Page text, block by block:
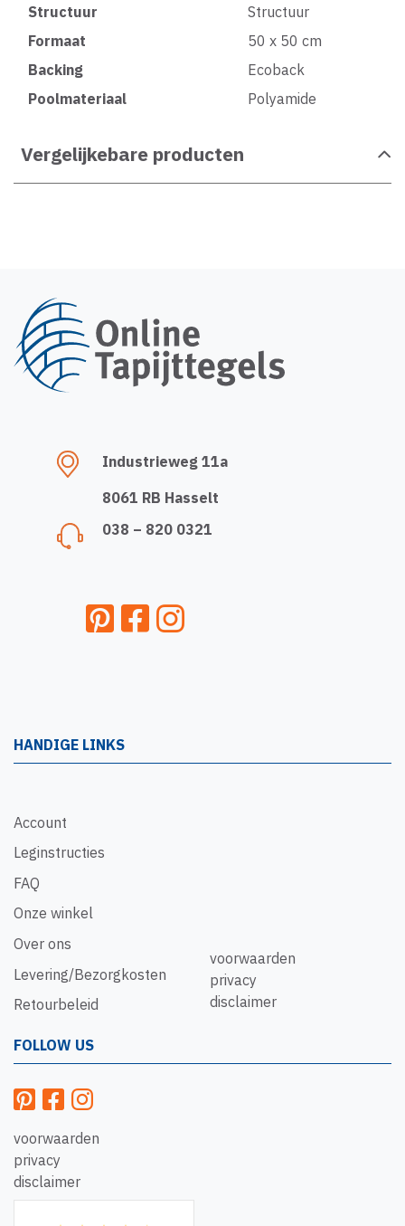
Structuur
Structuur
Formaat
50 x 50 cm
Backing
Ecoback
Poolmateriaal
Polyamide
Vergelijkebare producten
Industrieweg 11a
8061 RB Hasselt
038 – 820 0321
HANDIGE LINKS
Account
Leginstructies
FAQ
Onze winkel
Over ons
Levering/Bezorgkosten
Retourbeleid
voorwaarden
privacy
disclaimer
FOLLOW US
voorwaarden
privacy
disclaimer